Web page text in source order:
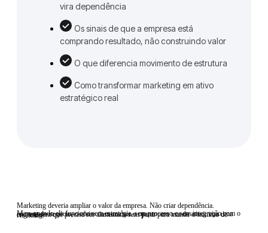
vira dependência
Os sinais de que a empresa está
comprando resultado, não construindo valor
O que diferencia movimento de estrutura
Como transformar marketing em ativo
estratégico real
Marketing deveria ampliar o valor da empresa. Não criar dependência.
Mas, quando ele funciona sem estratégia, sem processo e sem integração com o restante do negócio, o efeito costuma ser o oposto: em vez de ativo, vira uma engrenagem que precisa ser alimentada sem parar para manter o mínimo de resultado.